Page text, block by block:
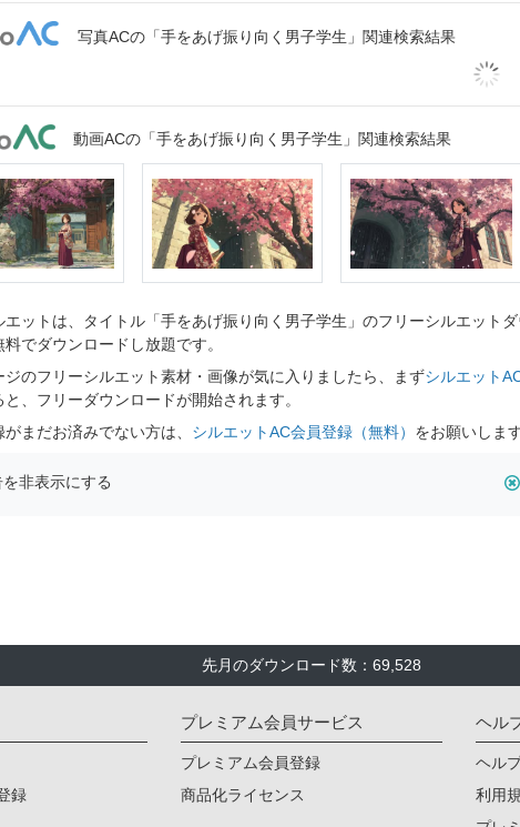
写真ACの「手をあげ振り向く男子学生」関連検索結果
動画ACの「手をあげ振り向く男子学生」関連検索結果
エットは、タイトル「手をあげ振り向く男子学生」のフリーシルエット
でダウンロードし放題です。
ジのフリーシルエット素材・画像が気に入りましたら、まずシルエット
と、フリーダウンロードが開始されます。
まだお済みでない方は、 シルエットAC会員登録（無料） をお願いします
を非表示にする
先月のダウンロード数：69,528
録
プレミアム会員サービス
プレミアム会員登録
商品化ライセンス
ヘル
ヘル
利用